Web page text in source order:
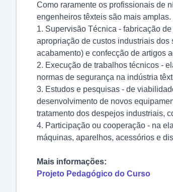
Como raramente os profissionais de
engenheiros têxteis são mais
1. Supervisão Técnica - fabricação
apropriação de custos industriais
acabamento) e confecção de artigos
2. Execução de trabalhos técnicos -
normas de segurança na indústria
3. Estudos e pesquisas - de
desenvolvimento de novos
tratamento dos despejos industriais,
4. Participação ou cooperação - na
máquinas, aparelhos, acessórios e
Mais informações:
Projeto Pedagógico do Curso